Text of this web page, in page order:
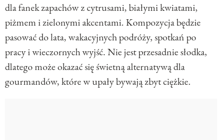
dla fanek zapachów z cytrusami, białymi kwiatami,
piżmem i zielonymi akcentami. Kompozycja będzie
pasować do lata, wakacyjnych podróży, spotkań po
pracy i wieczornych wyjść. Nie jest przesadnie słodka,
dlatego może okazać się świetną alternatywą dla
gourmandów, które w upały bywają zbyt ciężkie.